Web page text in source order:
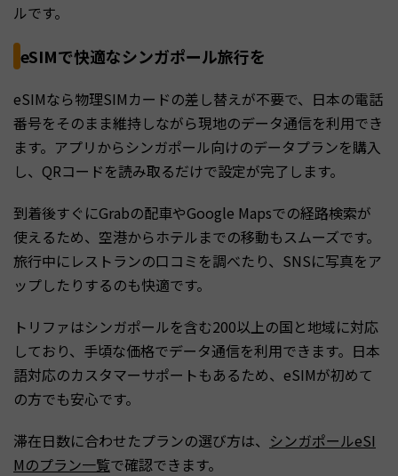
ルです。
eSIMで快適なシンガポール旅行を
eSIMなら物理SIMカードの差し替えが不要で、日本の電話
番号をそのまま維持しながら現地のデータ通信を利用でき
ます。アプリからシンガポール向けのデータプランを購入
し、QRコードを読み取るだけで設定が完了します。
到着後すぐにGrabの配車やGoogle Mapsでの経路検索が
使えるため、空港からホテルまでの移動もスムーズです。
旅行中にレストランの口コミを調べたり、SNSに写真をア
ップしたりするのも快適です。
トリファはシンガポールを含む200以上の国と地域に対応
しており、手頃な価格でデータ通信を利用できます。日本
語対応のカスタマーサポートもあるため、eSIMが初めて
の方でも安心です。
滞在日数に合わせたプランの選び方は、 シンガポールeSI
Mのプラン一覧で確認できます。